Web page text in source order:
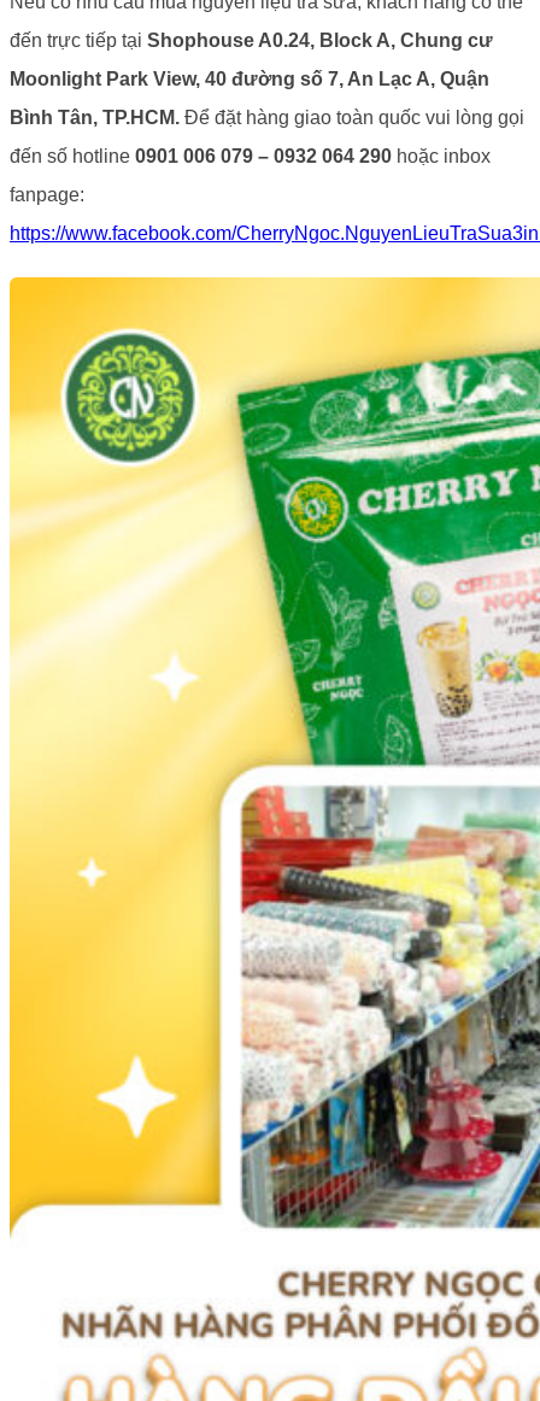
đến trực tiếp tại Shophouse A0.24, Block A, Chung cư
Moonlight Park View, 40 đường số 7, An Lạc A, Quận
Bình Tân, TP.HCM. Để đặt hàng giao toàn quốc vui lòng gọi
đến số hotline 0901 006 079 – 0932 064 290 hoặc inbox
fanpage:
https://www.facebook.com/